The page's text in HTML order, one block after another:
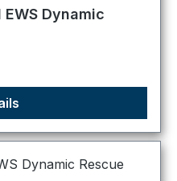
von 5 von 5 Sternen
Dynamic